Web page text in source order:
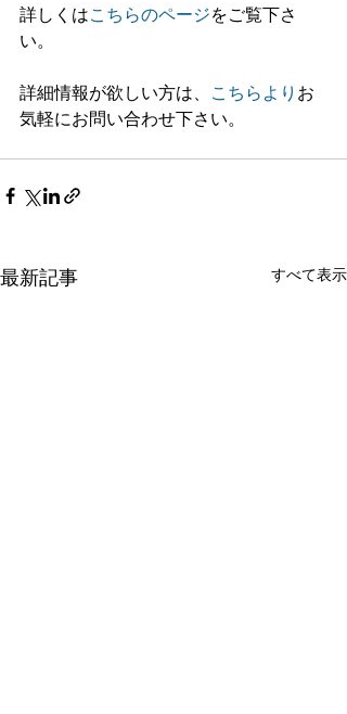
詳しくはこちらのページをご覧下さ
い。
詳細情報が欲しい方は、 こちらより お
気軽にお問い合わせ下さい。
最新記事 すべて表示